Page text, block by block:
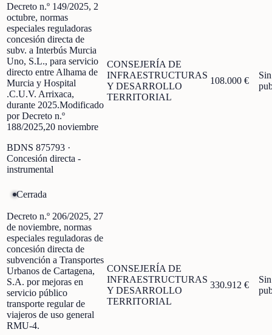
Decreto n.º 149/2025, 2
octubre, normas
especiales reguladoras
concesión directa de
subv. a Interbús Murcia
Uno, S.L., para servicio
directo entre Alhama de
Murcia y Hospital
.C.U.V. Arrixaca,
durante 2025.Modificado
por Decreto n.º
188/2025,20 noviembre
BDNS 875793 ·
Concesión directa -
instrumental
CONSEJERÍA DE
INFRAESTRUCTURAS
Y DESARROLLO
TERRITORIAL
108.000 €
Cerrada
Decreto n.º 206/2025, 27
de noviembre, normas
especiales reguladoras de
concesión directa de
subvención a Transportes
Urbanos de Cartagena,
S.A. por mejoras en
servicio público
transporte regular de
viajeros de uso general
RMU-4.
CONSEJERÍA DE
INFRAESTRUCTURAS
Y DESARROLLO
TERRITORIAL
330.912 €